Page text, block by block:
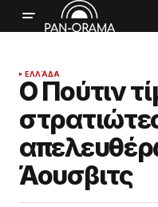
ΕΛΛΆΔΑ
Ο Πούτιν
Άουσβιτς